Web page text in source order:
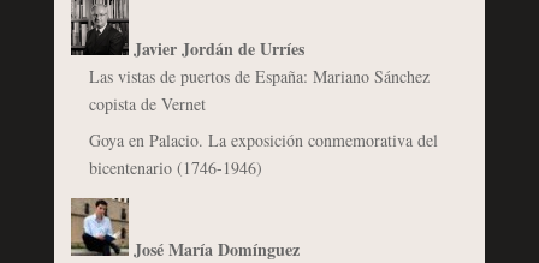
Javier Jordán de Urríes
Las vistas de puertos de España: Mariano Sánchez
copista de Vernet
Goya en Palacio. La exposición conmemorativa del
bicentenario (1746-1946)
José María Domínguez